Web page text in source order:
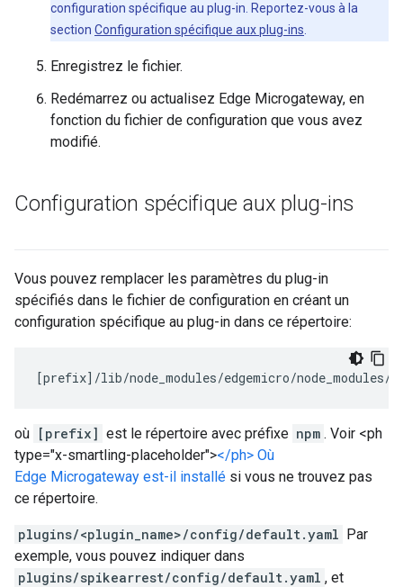
configuration spécifique au plug-in. Reportez-vous à la
section Configuration spécifique aux plug-ins
Enregistrez le fichier.
Redémarrez ou actualisez Edge Microgateway, en
fonction du fichier de configuration que vous avez
modifié.
Configuration spécifique aux plug-ins
Vous pouvez remplacer les paramètres du plug-in
spécifiés dans le fichier de configuration en créant un
configuration spécifique au plug-in dans ce répertoire:
[prefix]/lib/node_modules/edgemicro/node_modules/
où [prefix] est le répertoire avec préfixe npm . Voir <ph
type="x-smartling-placeholder"></ph> Où
Edge Microgateway est-il installé si vous ne trouvez pas
ce répertoire.
plugins/<plugin_name>/config/default.yaml Par
exemple, vous pouvez indiquer dans
plugins/spikearrest/config/default.yaml , et